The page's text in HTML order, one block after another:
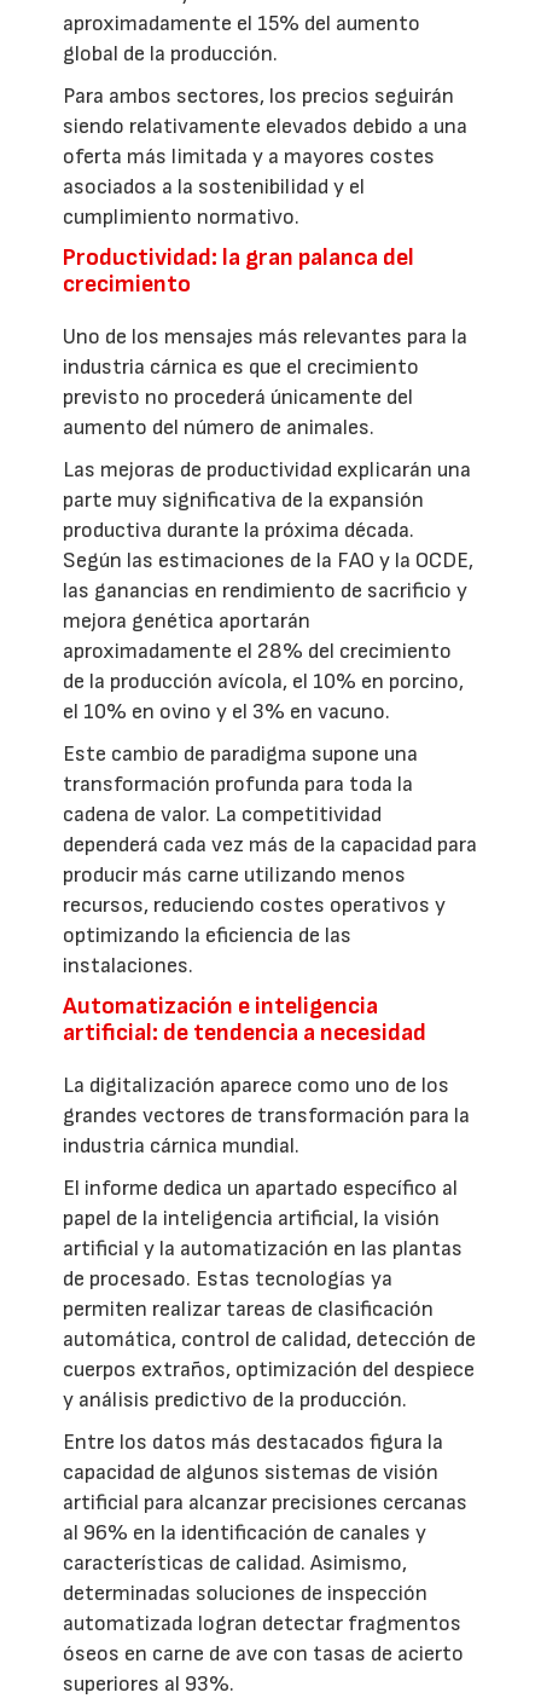
aproximadamente el 15% del aumento
global de la producción.
Para ambos sectores, los precios seguirán
siendo relativamente elevados debido a una
oferta más limitada y a mayores costes
asociados a la sostenibilidad y el
cumplimiento normativo.
Productividad: la gran palanca del
crecimiento
Uno de los mensajes más relevantes para la
industria cárnica es que el crecimiento
previsto no procederá únicamente del
aumento del número de animales.
Las mejoras de productividad explicarán una
parte muy significativa de la expansión
productiva durante la próxima década.
Según las estimaciones de la FAO y la OCDE,
las ganancias en rendimiento de sacrificio y
mejora genética aportarán
aproximadamente el 28% del crecimiento
de la producción avícola, el 10% en porcino,
el 10% en ovino y el 3% en vacuno.
Este cambio de paradigma supone una
transformación profunda para toda la
cadena de valor. La competitividad
dependerá cada vez más de la capacidad para
producir más carne utilizando menos
recursos, reduciendo costes operativos y
optimizando la eficiencia de las
instalaciones.
Automatización e inteligencia
artificial: de tendencia a necesidad
La digitalización aparece como uno de los
grandes vectores de transformación para la
industria cárnica mundial.
El informe dedica un apartado específico al
papel de la inteligencia artificial, la visión
artificial y la automatización en las plantas
de procesado. Estas tecnologías ya
permiten realizar tareas de clasificación
automática, control de calidad, detección de
cuerpos extraños, optimización del despiece
y análisis predictivo de la producción.
Entre los datos más destacados figura la
capacidad de algunos sistemas de visión
artificial para alcanzar precisiones cercanas
al 96% en la identificación de canales y
características de calidad. Asimismo,
determinadas soluciones de inspección
automatizada logran detectar fragmentos
óseos en carne de ave con tasas de acierto
superiores al 93%.